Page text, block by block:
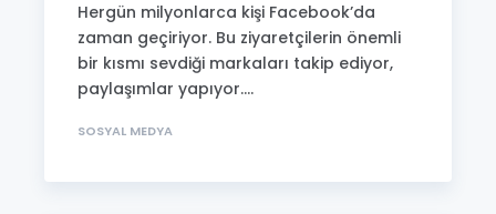
Hergün milyonlarca kişi Facebook’da
zaman geçiriyor. Bu ziyaretçilerin önemli
bir kısmı sevdiği markaları takip ediyor,
paylaşımlar yapıyor....
SOSYAL MEDYA